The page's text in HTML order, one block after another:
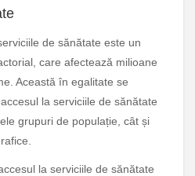
de sănătate este un
care afectează milioane
Această în egalitate se
la serviciile de sănătate
grupuri de populație, cât și
la serviciile de sănătate